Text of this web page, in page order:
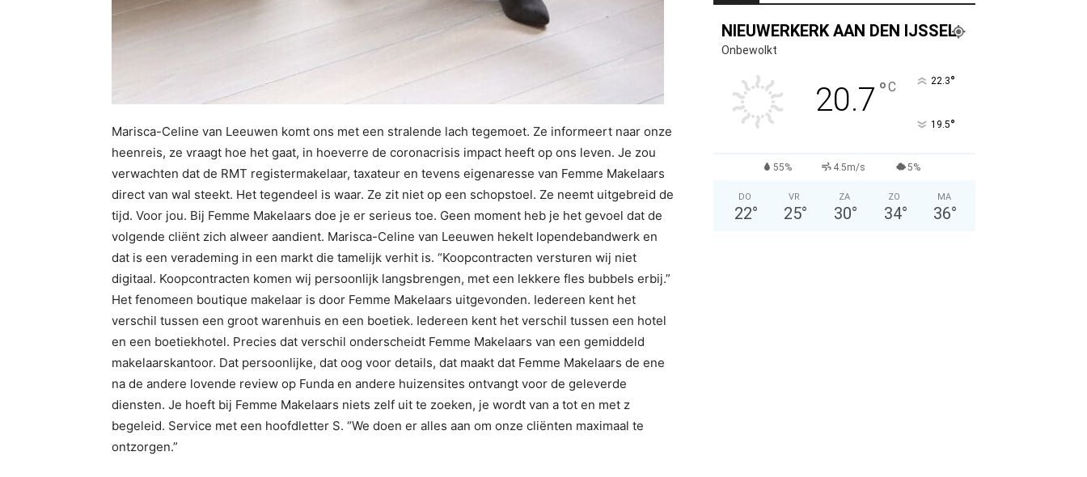
Marisca-Celine van Leeuwen komt ons met een stralende lach tegemoet. Ze informeert naar onze
heenreis, ze vraagt hoe het gaat, in hoeverre de coronacrisis impact heeft op ons leven. Je zou
verwachten dat de RMT registermakelaar, taxateur en tevens eigenaresse van Femme Makelaars
direct van wal steekt. Het tegendeel is waar. Ze zit niet op een schopstoel. Ze neemt uitgebreid de
tijd. Voor jou. Bij Femme Makelaars doe je er serieus toe. Geen moment heb je het gevoel dat de
volgende cliënt zich alweer aandient. Marisca-Celine van Leeuwen hekelt lopendebandwerk en
dat is een verademing in een markt die tamelijk verhit is. “Koopcontracten versturen wij niet
digitaal. Koopcontracten komen wij persoonlijk langsbrengen, met een lekkere fles bubbels erbij.”
Het fenomeen boutique makelaar is door Femme Makelaars uitgevonden. Iedereen kent het
verschil tussen een groot warenhuis en een boetiek. Iedereen kent het verschil tussen een hotel
en een boetiekhotel. Precies dat verschil onderscheidt Femme Makelaars van een gemiddeld
makelaarskantoor. Dat persoonlijke, dat oog voor details, dat maakt dat Femme Makelaars de ene
na de andere lovende review op Funda en andere huizensites ontvangt voor de geleverde
diensten. Je hoeft bij Femme Makelaars niets zelf uit te zoeken, je wordt van a tot en met z
begeleid. Service met een hoofdletter S. “We doen er alles aan om onze cliënten maximaal te
ontzorgen.”
NIEUWERKERK AAN DEN IJSSEL
Onbewolkt
20.7 °C 22.3°
19.5°
55% 4.5m/s 5%
DO
22°
VR
25°
ZA
30°
ZO
34°
MA
36°